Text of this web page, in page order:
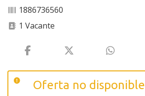
1886736560
1 Vacante
Oferta no disponible